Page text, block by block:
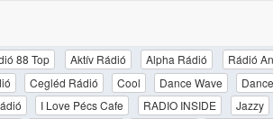
88 Top Aktív Rádió Alpha Rádió Rádió
Cegléd Rádió Cool Dance Wave
I Love Pécs Cafe RADIO INSIDE Jazzy